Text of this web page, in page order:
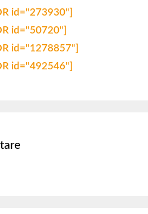
id="273930"]
id="50720"]
id="1278857"]
id="492546"]